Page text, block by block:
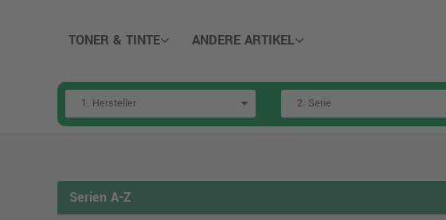
TONER & TINTE ANDERE ARTIKEL
Serien A-Z